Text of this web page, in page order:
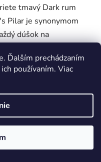
Ďalším prechádzaním
používaním. Viac
tmavý Dark rum
Pilar je synonymom
dúšok na
Všetky práva vyhradené.
cookies